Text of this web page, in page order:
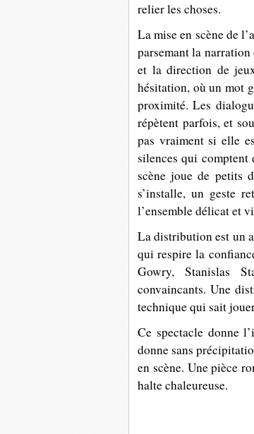
relier les choses.
La mise en scène de
parsemant la
et la direction de
hésitation, où un mot
proximité. Les
répètent parfois, et
pas vraiment si elle
silences qui
scène joue de petits
s’installe, un geste
l’ensemble délicat et
La distribution est un
qui respire la
Gowry, Stanislas
convaincants. Une
technique qui sait
Ce spectacle donne
donne sans
en scène. Une pièce
halte chaleureuse.